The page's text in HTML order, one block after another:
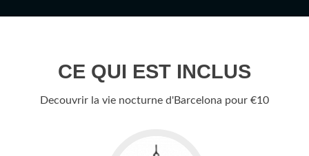
CE QUI EST INCLUS
Decouvrir la vie nocturne d'Barcelona pour €10